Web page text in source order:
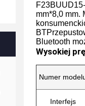
mm*8,0 mm.
Bluetooth
Wysokiej
Numer
Interfejs